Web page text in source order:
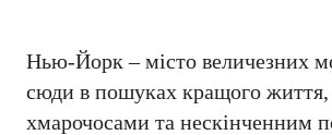
Нью-Йорк – місто величезних
сюди в пошуках кращого життя,
хмарочосами та нескінченним